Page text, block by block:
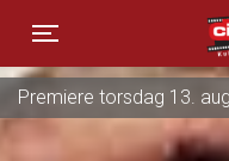
Toggle
Premiere torsdag 13.